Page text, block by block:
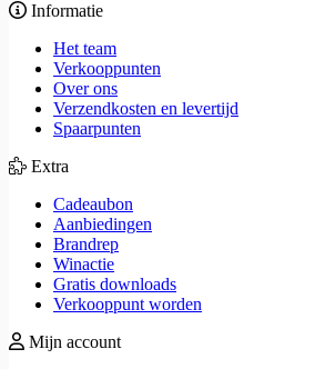
Informatie
Het team
Verkooppunten
Over ons
Verzendkosten en levertijd
Spaarpunten
Extra
Cadeaubon
Aanbiedingen
Brandrep
Winactie
Gratis downloads
Verkooppunt worden
Mijn account